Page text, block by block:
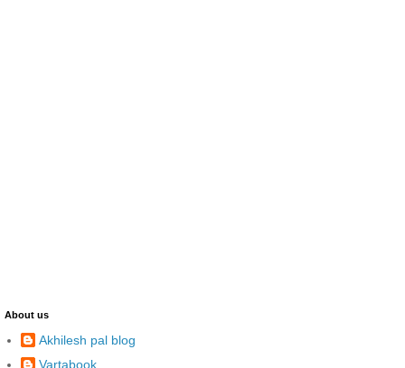
About us
Akhilesh pal blog
Vartabook